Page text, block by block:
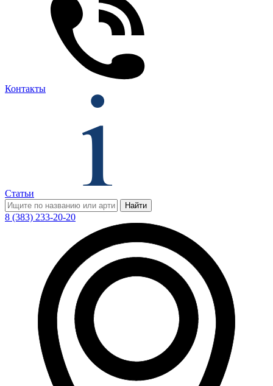
Контакты
Статьи
Найти
8 (383) 233-20-20